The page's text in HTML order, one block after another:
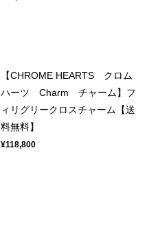
【CHROME HEARTS クロム
ハーツ Charm チャーム】フ
ィリグリークロスチャーム【送
料無料】
¥118,800